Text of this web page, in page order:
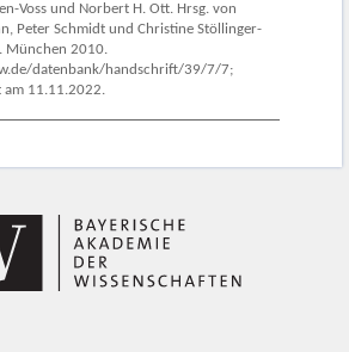
Voss und Norbert H. Ott. Hrsg. von
Peter Schmidt und Christine Stöllinger-
München 2010.
datenbank/handschrift/39/7/7;
am 11.11.2022.